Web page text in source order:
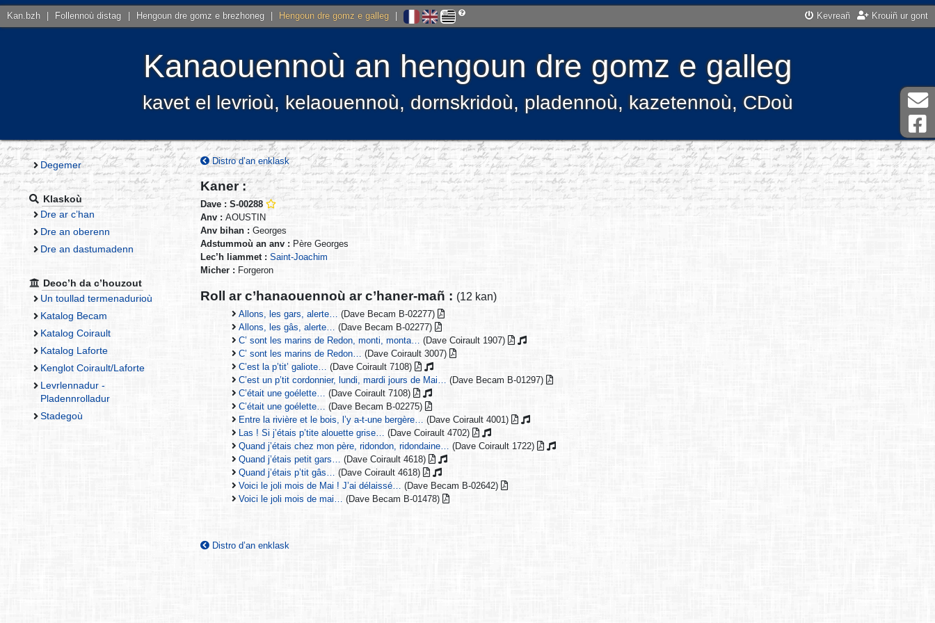
Kan.bzh Follennoù distag Hengoun dre gomz e brezhoneg Hengoun dre gomz e galleg Kevreañ Krouiñ ur gont
Kanaouennoù an hengoun dre gomz e galleg
kavet el levrioù, kelaouennoù, dornskridoù, pladennoù, kazetennoù, CDoù
Degemer
Klaskoù
Dre ar c’han
Dre an oberenn
Dre an dastumadenn
Deoc’h da c’houzout
Un toullad termenadurioù
Katalog Becam
Katalog Coirault
Katalog Laforte
Kenglot Coirault/Laforte
Levrlennadur -
Pladennrolladur
Stadegoù
Distro d’an enklask
Kaner :
Dave : S-00288
Anv : AOUSTIN
Anv bihan : Georges
Adstummoù an anv : Père Georges
Lec’h liammet : Saint-Joachim
Micher : Forgeron
Roll ar c’hanaouennoù ar c’haner-mañ : (12 kan)
Allons, les gars, alerte…
(Dave Becam B-02277)
Allons, les gâs, alerte…
(Dave Becam B-02277)
C’ sont les marins de Redon, monti, monta…
(Dave Coirault 1907)
C’ sont les marins de Redon…
(Dave Coirault 3007)
C’est la p’tit’ galiote…
(Dave Coirault 7108)
C’est un p’tit cordonnier, lundi, mardi jours de Mai…
(Dave Becam B-01297)
C’était une goélette…
(Dave Coirault 7108)
C’était une goélette…
(Dave Becam B-02275)
Entre la rivière et le bois, l’y a-t-une bergère…
(Dave Coirault 4001)
Las ! Si j’étais p’tite alouette grise…
(Dave Coirault 4702)
Quand j’étais chez mon père, ridondon, ridondaine…
(Dave Coirault 1722)
Quand j’étais petit gars…
(Dave Coirault 4618)
Quand j’étais p’tit gâs…
(Dave Coirault 4618)
Voici le joli mois de Mai ! J’ai délaissé…
(Dave Becam B-02642)
Voici le joli mois de mai…
(Dave Becam B-01478)
Distro d’an enklask